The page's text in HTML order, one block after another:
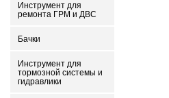
Инструмент для
ремонта ГРМ и ДВС
Бачки
Инструмент для
тормозной системы и
гидравлики